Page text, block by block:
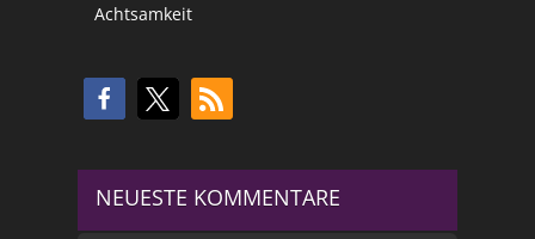
Achtsamkeit
NEUESTE KOMMENTARE